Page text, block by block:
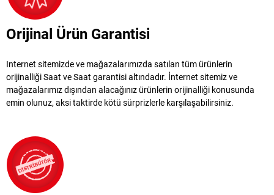
Orijinal Ürün Garantisi
Internet sitemizde ve mağazalarımızda satılan tüm ürünlerin
orijinalliği Saat ve Saat garantisi altındadır. İnternet sitemiz ve
mağazalarımız dışından alacağınız ürünlerin orijinalliği konusunda
emin olunuz, aksi taktirde kötü sürprizlerle karşılaşabilirsiniz.